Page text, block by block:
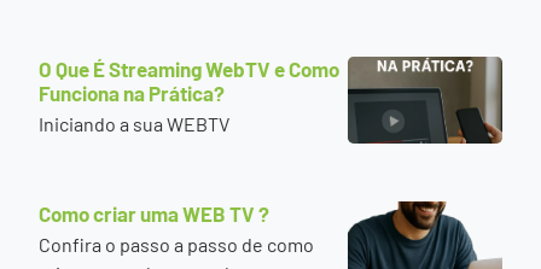
O Que É Streaming WebTV e Como
Funciona na Prática?
Iniciando a sua WEBTV
Como criar uma WEB TV ?
Confira o passo a passo de como